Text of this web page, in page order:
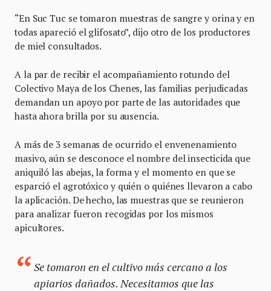
“En Suc Tuc se tomaron muestras de sangre y orina y en
todas apareció el glifosato”, dijo otro de los productores
de miel consultados.
A la par de recibir el acompañamiento rotundo del
Colectivo Maya de los Chenes, las familias perjudicadas
demandan un apoyo por parte de las autoridades que
hasta ahora brilla por su ausencia.
A más de 3 semanas de ocurrido el envenenamiento
masivo, aún se desconoce el nombre del insecticida que
aniquiló las abejas, la forma y el momento en que se
esparció el agrotóxico y quién o quiénes llevaron a cabo
la aplicación. De hecho, las muestras que se reunieron
para analizar fueron recogidas por los mismos
apicultores.
Se tomaron en el cultivo más cercano a los
apiarios dañados. Necesitamos que las